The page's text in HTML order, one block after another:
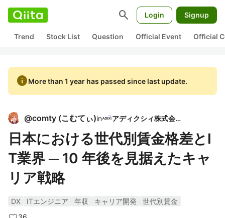
search Login Signup
Trend Stock List Question Official Event Official
infoMore than 1 year has passed since last update.
@comty (こむてぃ)in アディクシィ株式会社
日本における世代別賃金格差とI
T業界 ─ 10 年後を見据えたキャ
リア戦略
DX ITエンジニア 年収 キャリア開発
世代別賃金